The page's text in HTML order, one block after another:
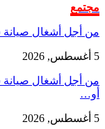
مجتمع
من أجل أشغال صيانة
5 أغسطس, 2026
من أجل أشغال صيانة
أو…
5 أغسطس, 2026